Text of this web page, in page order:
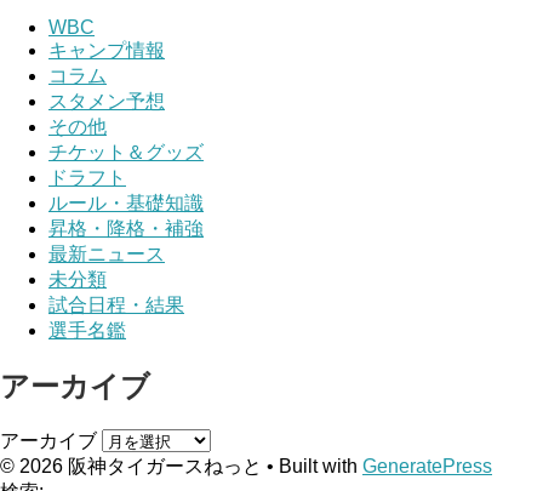
WBC
キャンプ情報
コラム
スタメン予想
その他
チケット＆グッズ
ドラフト
ルール・基礎知識
昇格・降格・補強
最新ニュース
未分類
試合日程・結果
選手名鑑
アーカイブ
アーカイブ
© 2026 阪神タイガースねっと • Built with GeneratePress